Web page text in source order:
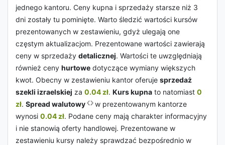
jednego kantoru. Ceny kupna i sprzedaży starsze niż 3
dni zostały tu pominięte. Warto śledzić wartości kursów
prezentowanych w zestawieniu, gdyż ulegają one
częstym aktualizacjom. Prezentowane wartości zawierają
ceny w sprzedaży detalicznej. Wartości te uwzględniają
również ceny hurtowe dotyczące wymiany większych
kwot. Obecny w zestawieniu kantor oferuje sprzedaż
szekli izraelskiej za 0.04 zł. Kurs kupna to natomiast 0
zł. Spread walutowy
w prezentowanym kantorze
wynosi 0.04 zł. Podane ceny mają charakter informacyjny
i nie stanowią oferty handlowej. Prezentowane w
zestawieniu kursy należy sprawdzać bezpośrednio w